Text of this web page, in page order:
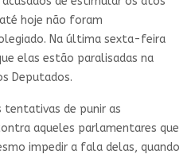
hoje não foram
Na última sexta-feira
elas estão paralisadas na
Deputados.
tentativas de punir as
aqueles parlamentares que
impedir a fala delas, quando